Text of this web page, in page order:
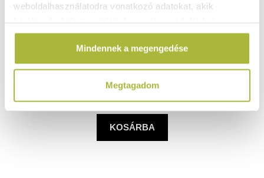
weboldalhasználatodra vonatkozó adatokat, akik
amelyeket Te adtál meg számukra vagy az általad
használt más szolgáltatásokból gyűjtöttek.
Mindennek a megengedése
Megtagadom
Nincs raktáron
4.540
KOSÁRBA